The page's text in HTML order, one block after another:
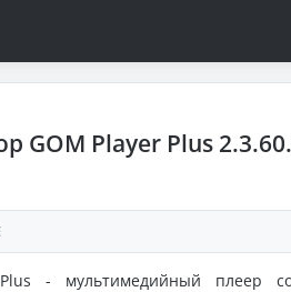
GOM Player Plus
- мультимедийный плеер